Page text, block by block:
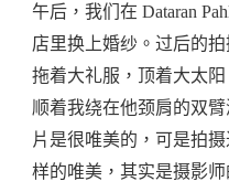
午后，我们在 Dataran
店里换上婚纱。过后的
拖着大礼服，顶着大太
顺着我绕在他颈肩的双
片是很唯美的，可是拍
样的唯美，其实是摄影